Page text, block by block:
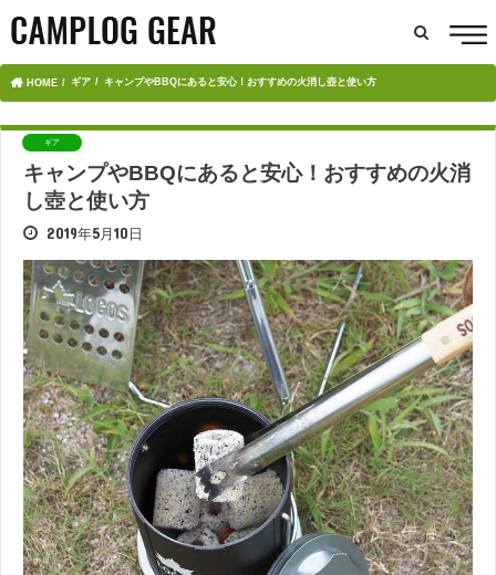
HOME ギア キャンプやBBQにあると安心！おすすめの火消し壺と使い方
ギア
キャンプやBBQにあると安心！おすすめの火消
し壺と使い方
2019年5月10日